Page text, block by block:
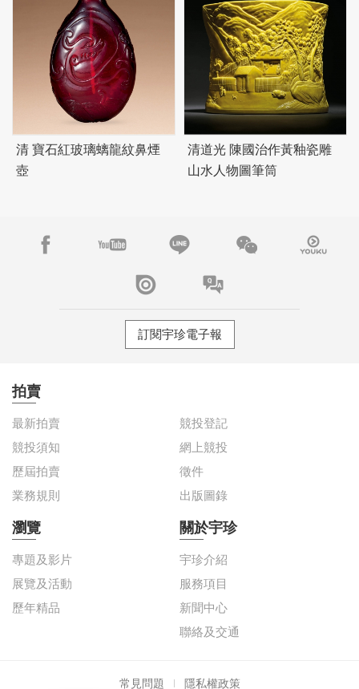
清 寶石紅玻璃螭龍紋鼻煙
壺
清道光 陳國治作黃釉瓷雕
山水人物圖筆筒
訂閱宇珍電子報
拍賣
最新拍賣
競投登記
競投須知
網上競投
歷屆拍賣
徵件
業務規則
出版圖錄
瀏覽
專題及影片
展覽及活動
歷年精品
關於宇珍
宇珍介紹
服務項目
新聞中心
聯絡及交通
常見問題 隱私權政策